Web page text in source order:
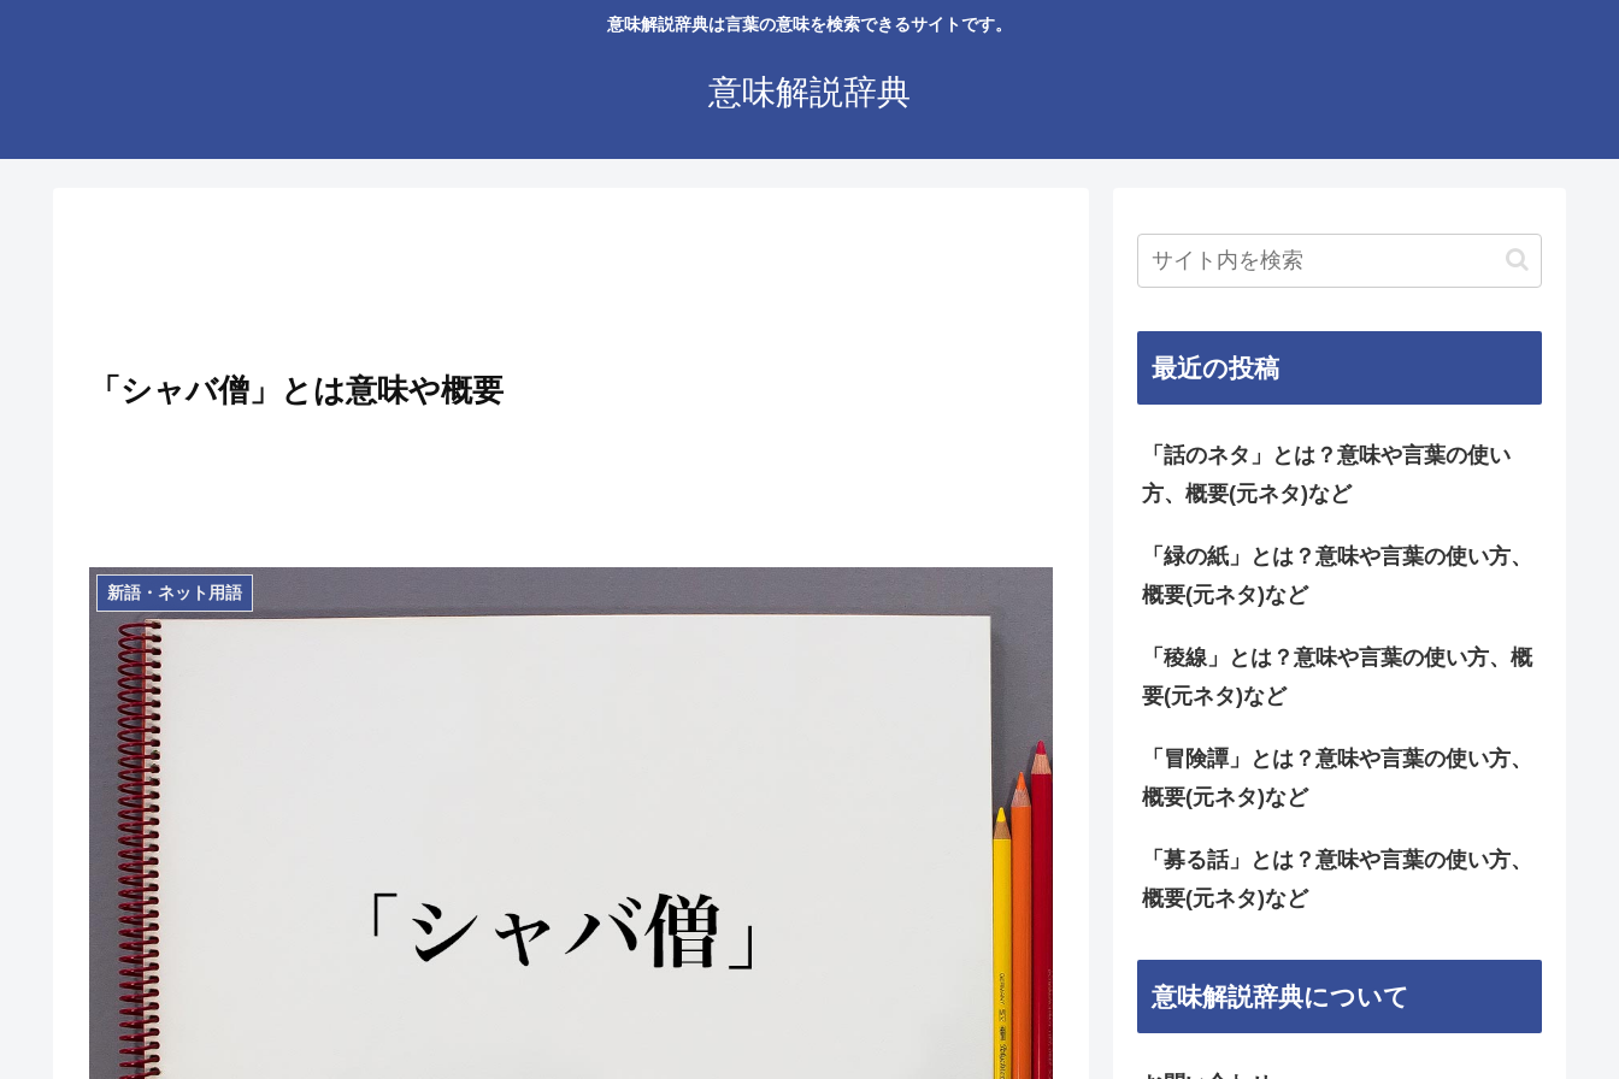
意味解説辞典は言葉の意味を検索できるサイトです。
意味解説辞典
「シャバ僧」とは意味や概要
新語・ネット用語
最近の投稿
「話のネタ」とは？意味や言葉の使い
方、概要(元ネタ)など
「緑の紙」とは？意味や言葉の使い方、
概要(元ネタ)など
「稜線」とは？意味や言葉の使い方、概
要(元ネタ)など
「冒険譚」とは？意味や言葉の使い方、
概要(元ネタ)など
「募る話」とは？意味や言葉の使い方、
概要(元ネタ)など
意味解説辞典について